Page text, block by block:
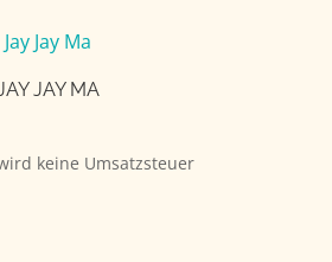
JAY MA
keine Umsatzsteuer